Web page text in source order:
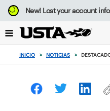
Enfoque
desde
botón
volver
principio
New!Lost your account
INICIO > NOTICIAS >